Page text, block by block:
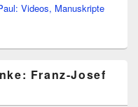
Videos, Manuskripte
Franz-Josef